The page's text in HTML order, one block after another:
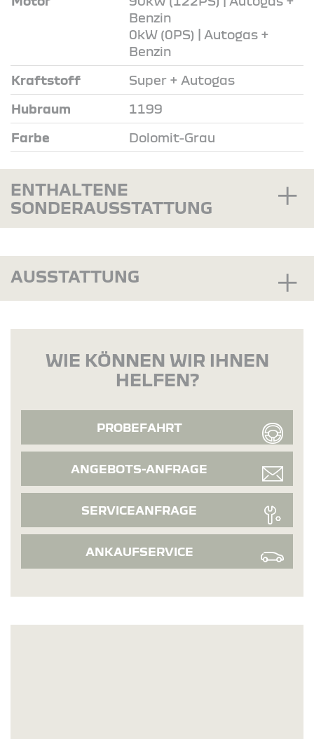
Benzin
0kW (0PS) | Autogas +
Benzin
Kraftstoff Super + Autogas
Hubraum 1199
Farbe Dolomit-Grau
ENTHALTENE
SONDERAUSSTATTUNG
AUSSTATTUNG
WIE KÖNNEN WIR IHNEN
HELFEN?
PROBEFAHRT
ANGEBOTS-ANFRAGE
SERVICEANFRAGE
ANKAUFSERVICE